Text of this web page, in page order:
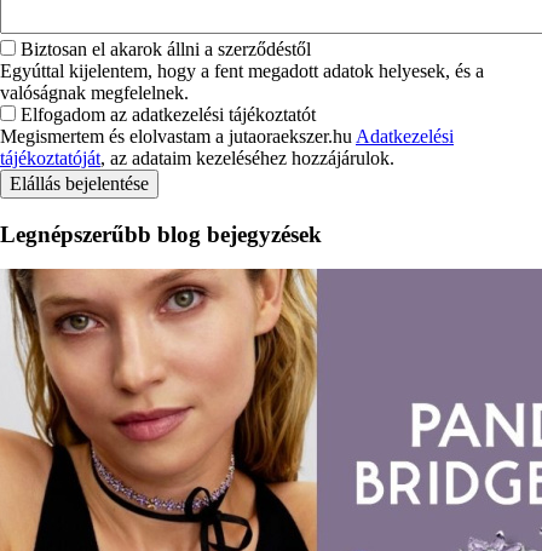
Biztosan el akarok állni a szerződéstől
Egyúttal kijelentem, hogy a fent megadott adatok helyesek, és a
valóságnak megfelelnek.
Elfogadom az adatkezelési tájékoztatót
Megismertem és elolvastam a jutaoraekszer.hu Adatkezelési
tájékoztatóját, az adataim kezeléséhez hozzájárulok.
Legnépszerűbb blog bejegyzések